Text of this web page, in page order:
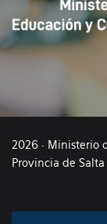
2026 · Ministerio
Provincia de